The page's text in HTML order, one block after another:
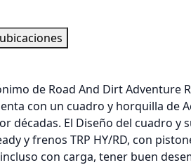
de Road And Dirt Adventure
con un cuadro y horquilla de
décadas. El Diseño del cuadro y
y frenos TRP HY/RD, con
con carga, tener buen